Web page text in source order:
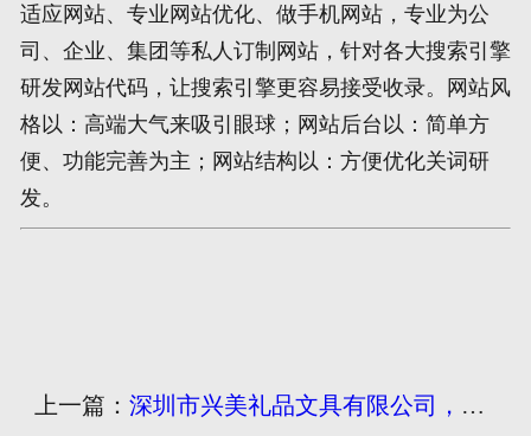
文本地图
XML地图
适应网站、专业网站优化、做手机网站，专业为公
司、企业、集团等私人订制网站，针对各大搜索引擎
研发网站代码，让搜索引擎更容易接受收录。网站风
格以：高端大气来吸引眼球；网站后台以：简单方
便、功能完善为主；网站结构以：方便优化关词研
发。
上一篇：深圳市兴美礼品文具有限公司，由深圳建站公司制作